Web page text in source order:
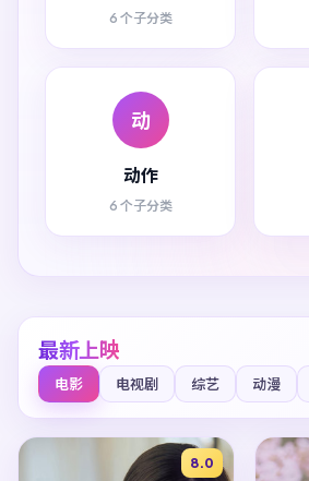
6 个子分类
动
动作
6 个子分类
最新上映
电影 电视剧 综艺 动漫
8.0